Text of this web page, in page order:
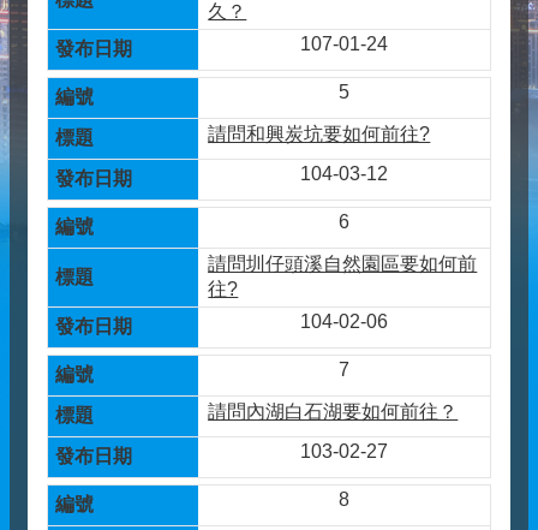
久？
107-01-24
5
請問和興炭坑要如何前往?
104-03-12
6
請問圳仔頭溪自然園區要如何前
往?
104-02-06
7
請問內湖白石湖要如何前往？
103-02-27
8